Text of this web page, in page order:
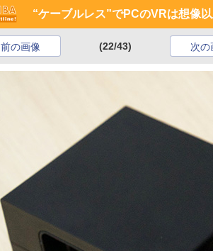
“ケーブルレス”でPCのVRは想像
前の画像 (22/43) 次の